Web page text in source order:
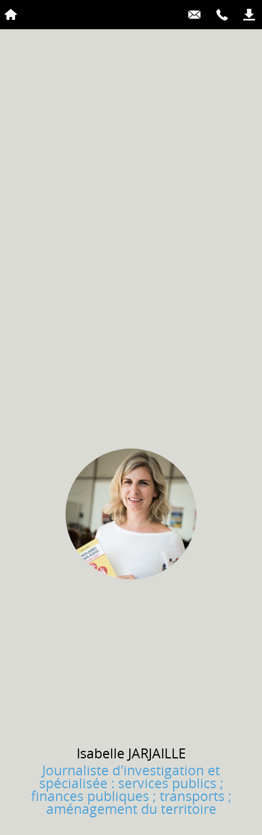
Isabelle JARJAILLE
Journaliste d'investigation et
spécialisée : services publics ;
finances publiques ; transports ;
aménagement du territoire